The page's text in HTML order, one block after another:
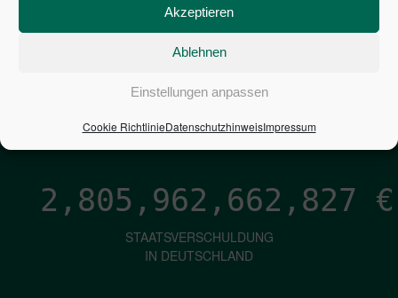
Akzeptieren
Ablehnen
Einstellungen anpassen
Cookie RichtlinieDatenschutzhinweisImpressum
PRO SEKUNDE
2,805,962,664,096 €
STAATSVERSCHULDUNG
IN DEUTSCHLAND